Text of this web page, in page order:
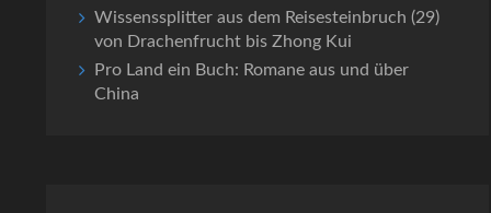
Wissenssplitter aus dem Reisesteinbruch (29)
von Drachenfrucht bis Zhong Kui
Pro Land ein Buch: Romane aus und über
China